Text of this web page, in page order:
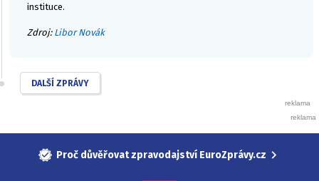
instituce.
Zdroj: Libor Novák
DALŠÍ ZPRÁVY
Proč důvěřovat zpravodajství EuroZprávy.cz